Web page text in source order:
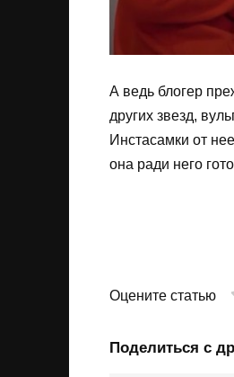
А ведь блогер
других звезд,
Инстасамки от
она ради него
Оцените статью
Поделиться с